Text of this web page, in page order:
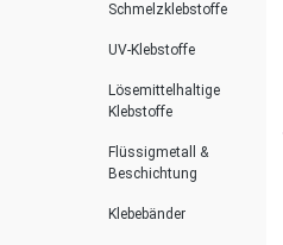
Schmelzklebstoffe
UV-Klebstoffe
Lösemittelhaltige
Klebstoffe
Flüssigmetall &
Beschichtung
Klebebänder